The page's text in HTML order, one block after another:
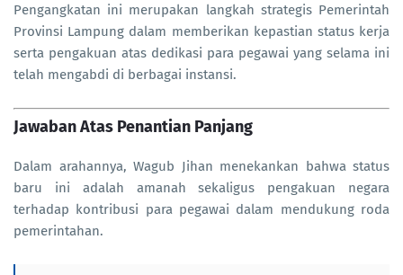
Pengangkatan ini merupakan langkah strategis Pemerintah
Provinsi Lampung dalam memberikan kepastian status kerja
serta pengakuan atas dedikasi para pegawai yang selama ini
telah mengabdi di berbagai instansi.
Jawaban Atas Penantian Panjang
Dalam arahannya, Wagub Jihan menekankan bahwa status
baru ini adalah amanah sekaligus pengakuan negara
terhadap kontribusi para pegawai dalam mendukung roda
pemerintahan.